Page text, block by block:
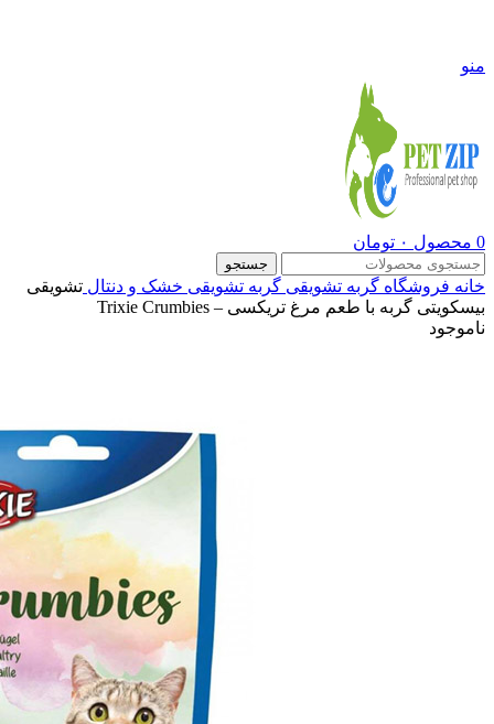
منو
0 محصول ۰ تومان
جستجو
خانه فروشگاه گربه تشویقی گربه تشویقی خشک و دنتال تشویقی
بیسکویتی گربه با طعم مرغ تریکسی – Trixie Crumbies
ناموجود